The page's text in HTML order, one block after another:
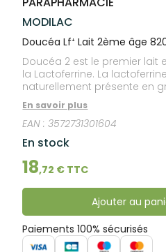
Gencives
Hygiène
bucco-
dentaire
MODILAC
Doucéa Lf⁺ Lait 2ème âge
Doucéa 2 est le premier lait
la Lactoferrine. La
naturellement présente en
lait maternel. Grâce à une
avons pu l’extraire du lait de
tout en conservant ses
savoir-faire nous a permis
du lait Doucéa, pour un lait
du lait maternel. Sans huile
En savoir plus
EAN :3572731301604
En stock
18,72 € TTC
Ajouter au
Paiements 100% sécurisés